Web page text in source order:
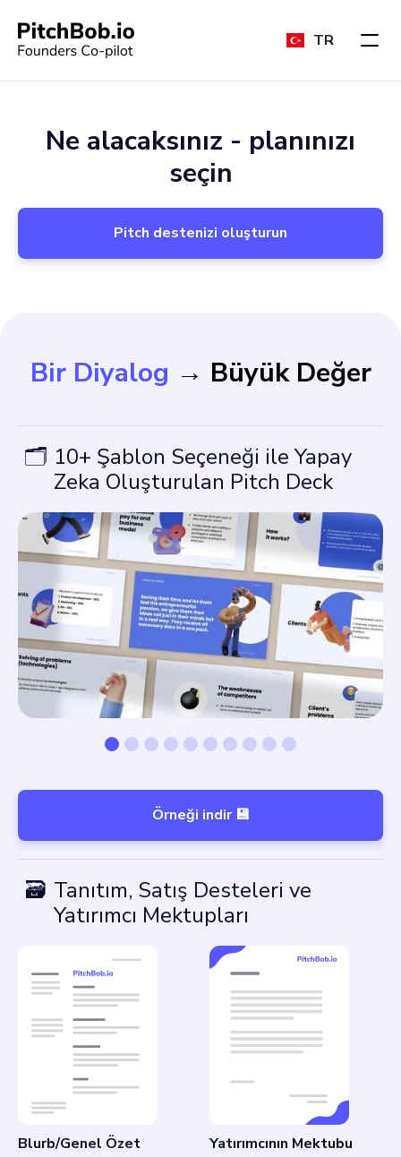
TR
Ne alacaksınız - planınızı
seçin
Pitch destenizi oluşturun
Bir Diyalog → Büyük Değer
🗂️ 10+ Şablon Seçeneği ile Yapay
Zeka Oluşturulan Pitch Deck
Örneği indir 💾
🗃 Tanıtım, Satış Desteleri ve
Yatırımcı Mektupları
Blurb/Genel Özet
Yatırımcının Mektubu